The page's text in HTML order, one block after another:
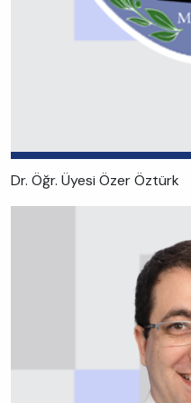
Dr. Öğr. Üyesi Özer Öztürk